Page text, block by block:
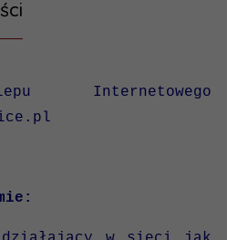
Internetowego